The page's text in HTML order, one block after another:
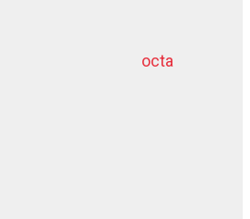
octa
dziļurbums